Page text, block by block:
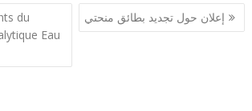
du
Eau
إعلان حول تجديد بطائق منحتي